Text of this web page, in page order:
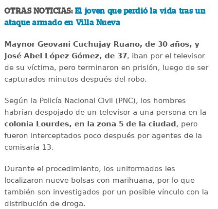
OTRAS NOTICIAS: El joven que perdió la vida tras un
ataque armado en Villa Nueva
Maynor Geovani Cuchujay Ruano, de 30 años, y
José Abel López Gómez, de 37, iban por el televisor
de su víctima, pero terminaron en prisión, luego de ser
capturados minutos después del robo.
Según la Policía Nacional Civil (PNC), los hombres
habrían despojado de un televisor a una persona en la
colonia Lourdes, en la zona 5 de la ciudad, pero
fueron interceptados poco después por agentes de la
comisaría 13.
Durante el procedimiento, los uniformados les
localizaron nueve bolsas con marihuana, por lo que
también son investigados por un posible vínculo con la
distribución de droga.